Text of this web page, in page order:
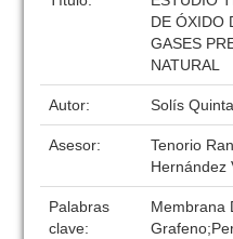
DE ÓXIDO
GASES
NATURAL
Autor: Solís
Asesor:
Tenorio
Hernández
Palabras
clave:
Membrana